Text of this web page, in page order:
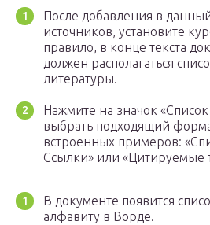
После добавления в данный
источников, установите
правило, в конце текста
должен располагаться
литературы.
Нажмите на значок
выбрать подходящий
встроенных примеров:
Ссылки» или «Цитируемые
В документе появится
алфавиту в Ворде.